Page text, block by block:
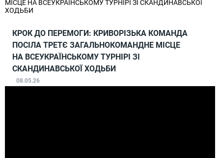
МІСЦЕ НА ВСЕУКРАЇНСЬКОМУ ТУРНІРІ ЗІ СКАНДИНАВСЬКОЇ
ХОДЬБИ
КРОК ДО ПЕРЕМОГИ: КРИВОРІЗЬКА КОМАНДА
ПОСІЛА ТРЕТЄ ЗАГАЛЬНОКОМАНДНЕ МІСЦЕ
НА ВСЕУКРАЇНСЬКОМУ ТУРНІРІ ЗІ
СКАНДИНАВСЬКОЇ ХОДЬБИ
08.05.26